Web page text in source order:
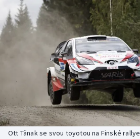
Cyklistika
DALŠÍ SPORTY
Americký fotbal
Baseball a softbal
Basketbal
Biatlon
NEPŘEHLÉDNĚTE
Historické návraty
Aplikace ČT sport
Ott Tänak se svou toyotou na Finské rallye